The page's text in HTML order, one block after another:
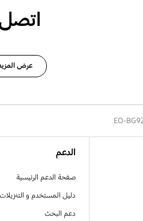
اتصل
عرض
EO-
الدعم
صفحة الدعم الرئيسية
دليل المستخدم و التنزيلات
دعم البحث